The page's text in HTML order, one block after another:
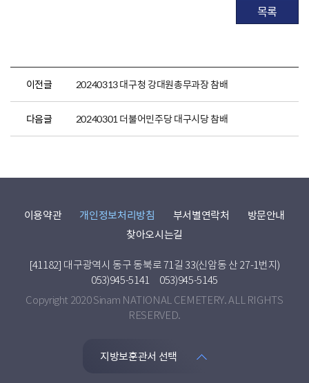
목록
이전글 20240313 대구청 강대원총무과장 참배
다음글 20240301 더불어민주당 대구시당 참배
이용약관 개인정보처리방침 부서별연락처
방문안내
찾아오시는길
[41182] 대구광역시 동구 동북로 71길 33(신암동 산 27-1번지)
053)945-5141
053)945-5145
Copyright 2020 Sinam NATIONAL CEMETERY. ALL RIGHTS
RESERVED.
지방보훈관서 선택